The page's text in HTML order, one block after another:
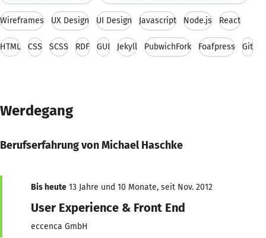
Wireframes UX Design UI Design Javascript Node.js React
HTML CSS SCSS RDF GUI Jekyll PubwichFork Foafpress Git
Werdegang
Berufserfahrung von Michael Haschke
Bis heute 13 Jahre und 10 Monate, seit Nov. 2012
User Experience & Front End
eccenca GmbH